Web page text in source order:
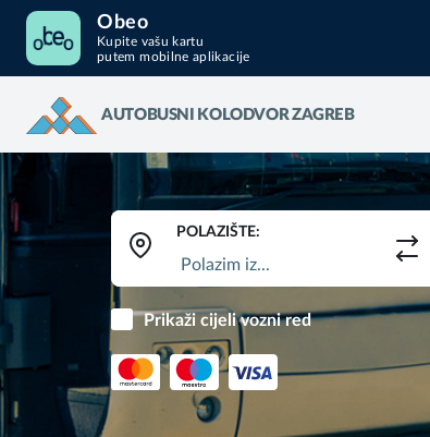
Obeo
Kupite vašu kartu
putem mobilne aplikacije
AUTOBUSNI KOLODVOR ZAGREB
POLAZIŠTE:
Prikaži cijeli vozni red